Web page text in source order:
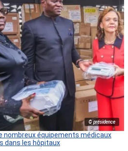
© présidence
nombreux équipements médicaux
dans les hôpitaux